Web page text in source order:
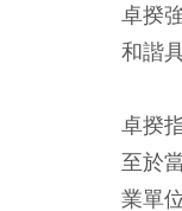
卓揆
和諧
卓揆
至於
業單